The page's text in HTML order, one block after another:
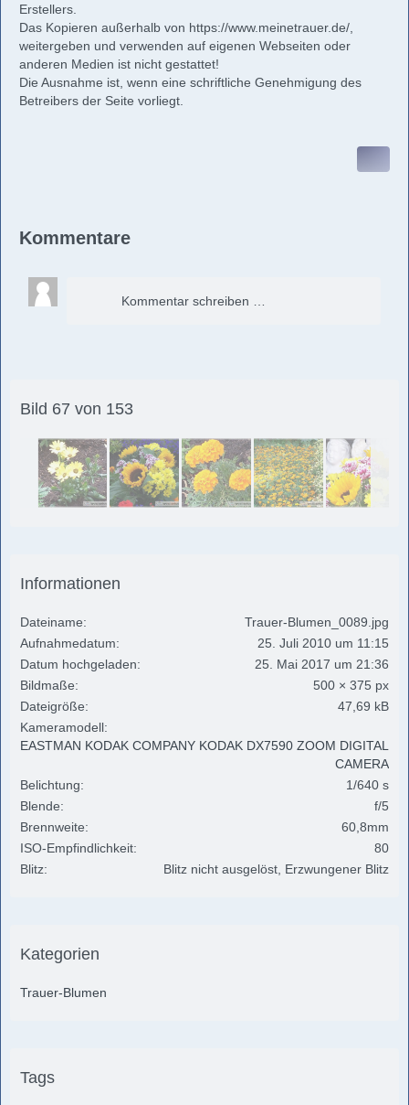
Erstellers.
Das Kopieren außerhalb von https://www.meinetrauer.de/
weitergeben und verwenden auf eigenen Webseiten oder
anderen Medien ist nicht gestattet!
Die Ausnahme ist, wenn eine schriftliche Genehmigung des
Betreibers der Seite vorliegt.
Kommentare
Kommentar schreiben …
Bild 67 von 153
Informationen
Dateiname
Trauer-Blumen_0089.jpg
Aufnahmedatum
25. Juli 2010 um 11:15
Datum hochgeladen
25. Mai 2017 um 21:36
Bildmaße
500 × 375 px
Dateigröße
47,69 kB
Kameramodell
EASTMAN KODAK COMPANY KODAK DX7590 ZOOM DIGITAL
CAMERA
Belichtung
1/640 s
Blende
f/5
Brennweite
60,8mm
ISO-Empfindlichkeit
80
Blitz
Blitz nicht ausgelöst, Erzwungener Blitz
Kategorien
Trauer-Blumen
Tags